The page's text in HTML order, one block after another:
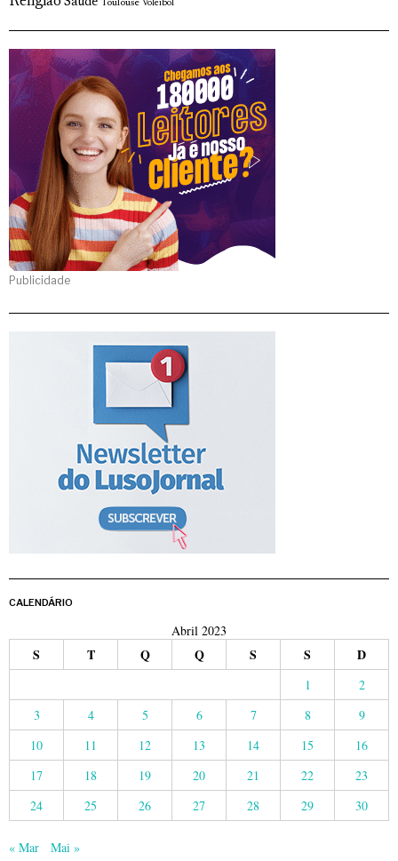
Toulouse Voleibol
Publicidade
CALENDÁRIO
Abril 2023
S T Q Q S S D
1
2
3
4 5 6 7 8
9
10
11 12 13 14 15
16
17
18 19 20 21 22
23
24
25 26 27 28 29 30
« Mar Mai »